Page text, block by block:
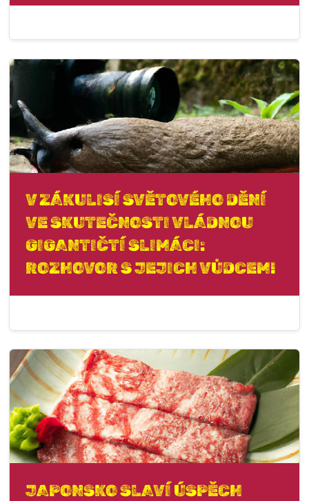
V ZÁKULISÍ SVĚTOVÉHO DĚNÍ
VE SKUTEČNOSTI VLÁDNOU
GIGANTIČTÍ SLIMÁCI:
ROZHOVOR S JEJICH VŮDCEM!
JAPONSKO SLAVÍ ÚSPĚCH